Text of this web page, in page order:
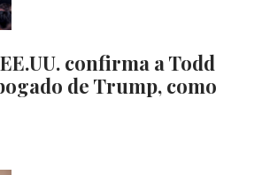
confirma a Todd
de Trump, como